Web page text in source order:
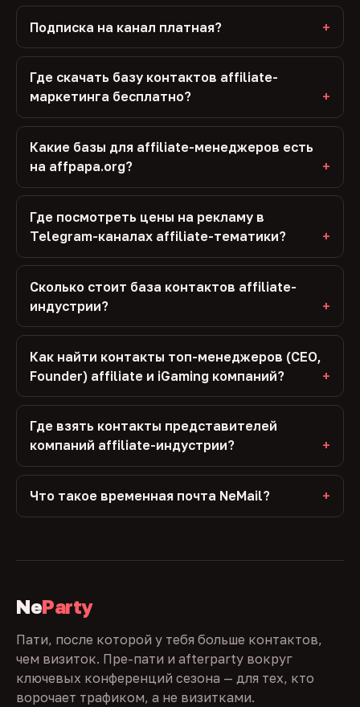
Подписка на канал платная?
Где скачать базу контактов affiliate-
маркетинга бесплатно?
Какие базы для affiliate-менеджеров есть
на affpapa.org?
Где посмотреть цены на рекламу в
Telegram-каналах affiliate-тематики?
Сколько стоит база контактов affiliate-
индустрии?
Как найти контакты топ-менеджеров (CEO,
Founder) affiliate и iGaming компаний?
Где взять контакты представителей
компаний affiliate-индустрии?
Что такое временная почта NeMail?
NeParty
Пати, после которой у тебя больше контактов,
чем визиток. Пре-пати и afterparty вокруг
ключевых конференций сезона — для тех, кто
ворочает трафиком, а не визитками.